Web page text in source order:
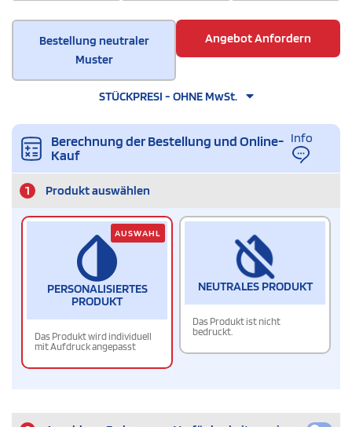
Bestellung neutraler
Muster
Angebot Anfordern
STÜCKPRESI - OHNE MwSt.
Berechnung der Bestellung und Online-
Kauf
Info
1 Produkt auswählen
PERSONALISIERTES
PRODUKT
Das Produkt wird individuell
mit Aufdruck angepasst
AUSWAHL
NEUTRALES PRODUKT
Das Produkt ist nicht
bedruckt.